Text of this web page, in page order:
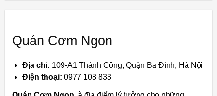
Quán Cơm Ngon
Địa chỉ: 109-A1 Thành Công, Quận Ba Đình, Hà Nội
Điện thoại: 0977 108 833